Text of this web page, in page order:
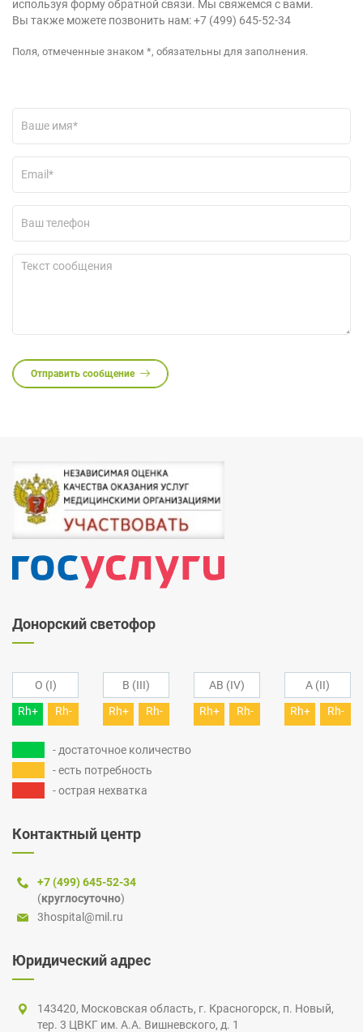
используя форму обратной связи. Мы свяжемся с вами.
Вы также можете позвонить нам:+7 (499) 645-52-34
Поля, отмеченные знаком *, обязательны для заполнения.
Отправить сообщение
Донорский светофор
O (I)
Rh+
Rh-
B (III)
Rh+
Rh-
AB (IV)
Rh+
Rh-
A (II)
Rh+
Rh-
- достаточное количество
- есть потребность
- острая нехватка
Контактный центр
+7 (499) 645-52-34
(круглосуточно)
3hospital@mil.ru
Юридический адрес
143420, Московская область, г. Красногорск, п. Новый,
тер. 3 ЦВКГ им. А.А. Вишневского, д. 1